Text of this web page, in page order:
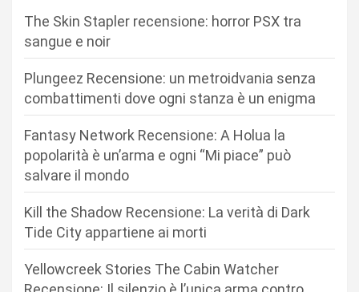
The Skin Stapler recensione: horror PSX tra
sangue e noir
Plungeez Recensione: un metroidvania senza
combattimenti dove ogni stanza è un enigma
Fantasy Network Recensione: A Holua la
popolarità è un’arma e ogni “Mi piace” può
salvare il mondo
Kill the Shadow Recensione: La verità di Dark
Tide City appartiene ai morti
Yellowcreek Stories The Cabin Watcher